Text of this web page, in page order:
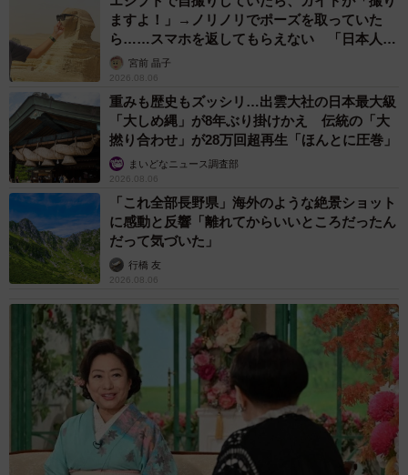
ますよ！」→ノリノリでポーズを取っていた
ら……スマホを返してもらえない 「日本人は
カモ代表かも」「私は6時間で3万円払った」
宮前 晶子
2026.08.06
重みも歴史もズッシリ…出雲大社の日本最大級
「大しめ縄」が8年ぶり掛けかえ 伝統の「大
撚り合わせ」が28万回超再生「ほんとに圧巻」
まいどなニュース調査部
2026.08.06
「これ全部長野県」海外のような絶景ショット
に感動と反響「離れてからいいところだったん
だって気づいた」
行橋 友
2026.08.06